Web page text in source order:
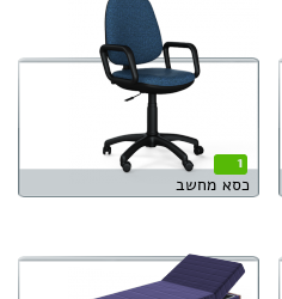
1
כסא מחשב